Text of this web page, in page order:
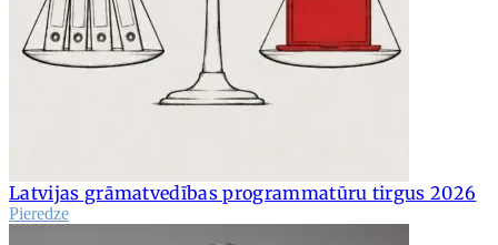
Latvijas grāmatvedības programmatūru tirgus 2026
Pieredze